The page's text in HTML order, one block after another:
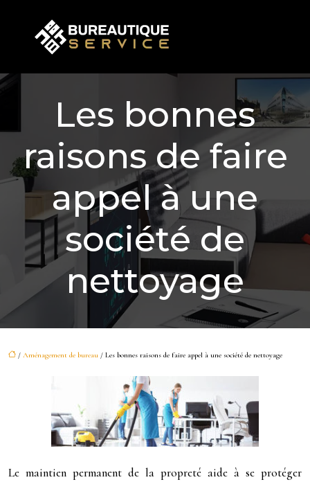
Les bonnes
raisons de faire
appel à une
société de
nettoyage
/ Aménagement de bureau / Les bonnes raisons de faire appel à une société de nettoyage
Le maintien permanent de la propreté aide à se protéger